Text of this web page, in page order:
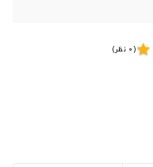
star(0 نظر)